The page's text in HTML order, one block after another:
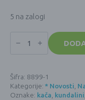
5 na zalogi
KUNDALINI
zlati
barvi
količina
Šifra: 8899-1
Kategorije: * Novosti,
Oznake: kača, kundalini